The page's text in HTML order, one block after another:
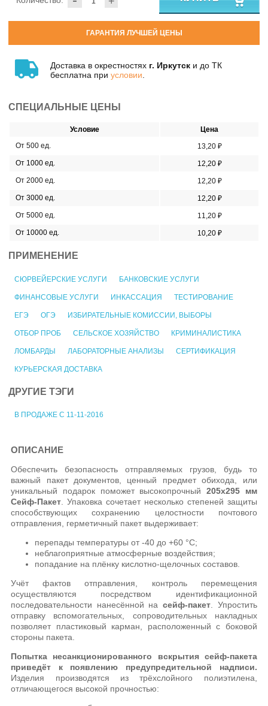
ГАРАНТИЯ ЛУЧШЕЙ ЦЕНЫ
Доставка в окрестностях г. Иркутск и до ТК
бесплатна при условии
СПЕЦИАЛЬНЫЕ ЦЕНЫ
Условие
Цена
От 500 ед.
13,20 ₽
От 1000 ед.
12,20 ₽
От 2000 ед.
12,20 ₽
От 3000 ед.
12,20 ₽
От 5000 ед.
11,20 ₽
От 10000 ед.
10,20 ₽
ПРИМЕНЕНИЕ
СЮРВЕЙЕРСКИЕ УСЛУГИ БАНКОВСКИЕ УСЛУГИ
ФИНАНСОВЫЕ УСЛУГИ ИНКАССАЦИЯ ТЕСТИРОВАНИЕ
ЕГЭ ОГЭ ИЗБИРАТЕЛЬНЫЕ КОМИССИИ, ВЫБОРЫ
ОТБОР ПРОБ СЕЛЬСКОЕ ХОЗЯЙСТВО КРИМИНАЛИСТИКА
ЛОМБАРДЫ ЛАБОРАТОРНЫЕ АНАЛИЗЫ СЕРТИФИКАЦИЯ
КУРЬЕРСКАЯ ДОСТАВКА
ДРУГИЕ ТЭГИ
В ПРОДАЖЕ С 11-11-2016
ОПИСАНИЕ
Обеспечить безопасность отправляемых грузов, будь то
важный пакет документов, ценный предмет обихода, или
уникальный подарок поможет высокопрочный205х295 мм
Сейф-Пакет . Упаковка сочетает несколько степеней защиты
способствующих сохранению целостности почтового
отправления, герметичный пакет выдерживает:
перепады температуры от -40 до +60 °C;
неблагоприятные атмосферные воздействия;
попадание на плёнку кислотно-щелочных составов.
Учёт фактов отправления, контроль перемещения
осуществляются посредством идентификационной
последовательности нанесённой насейф-пакет . Упростить
отправку вспомогательных, сопроводительных накладных
позволяет пластиковый карман, расположенный с боковой
стороны пакета.
Попытка несанкционированного вскрытия сейф-пакета
приведёт к появлению предупредительной надписи.
Изделия производятся из трёхслойного полиэтилена,
отличающегося высокой прочностью: